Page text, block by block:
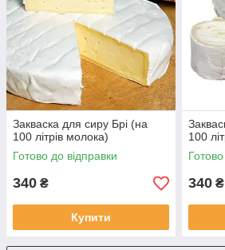
Закваска для сиру Брі (на
100 літрів молока)
Готово до відправки
340 ₴
Купити
100
340 ₴